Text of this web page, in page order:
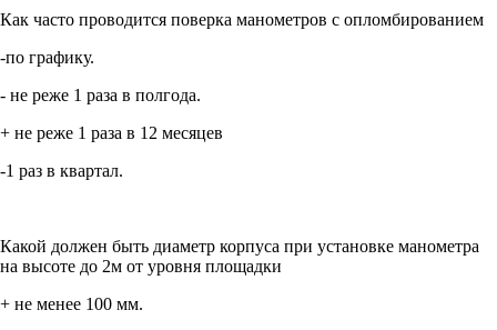
Как часто проводится поверка манометров с опломбированием
-по графику.
- не реже 1 раза в полгода.
+ не реже 1 раза в 12 месяцев
-1 раз в квартал.
Какой должен быть диаметр корпуса при установке манометра
на высоте до 2м от уровня площадки
+ не менее 100 мм.